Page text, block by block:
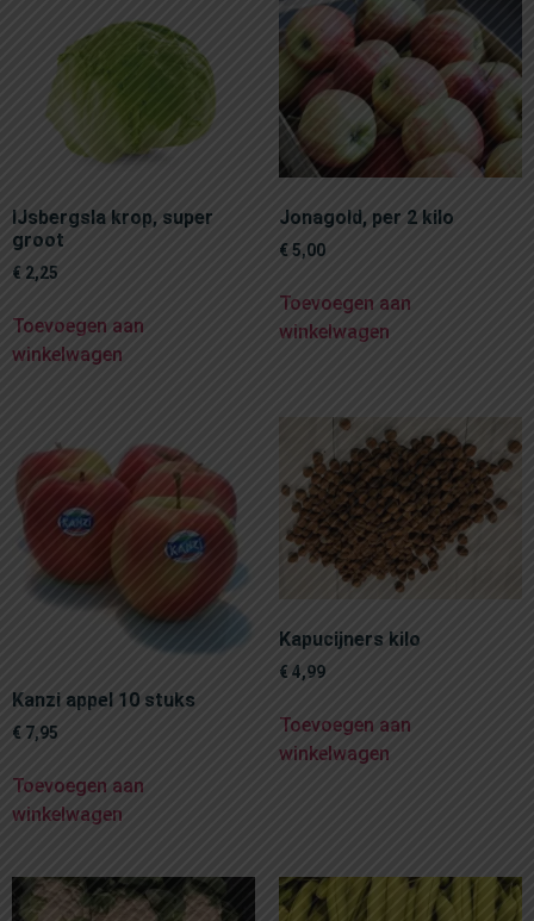
IJsbergsla krop, super
groot
€ 2,25
Toevoegen aan
winkelwagen
Jonagold, per 2 kilo
€5,00
Toevoegen aan
winkelwagen
Kanzi appel 10 stuks
€ 7,95
Toevoegen aan
winkelwagen
Kapucijners kilo
€ 4,99
Toevoegen aan
winkelwagen